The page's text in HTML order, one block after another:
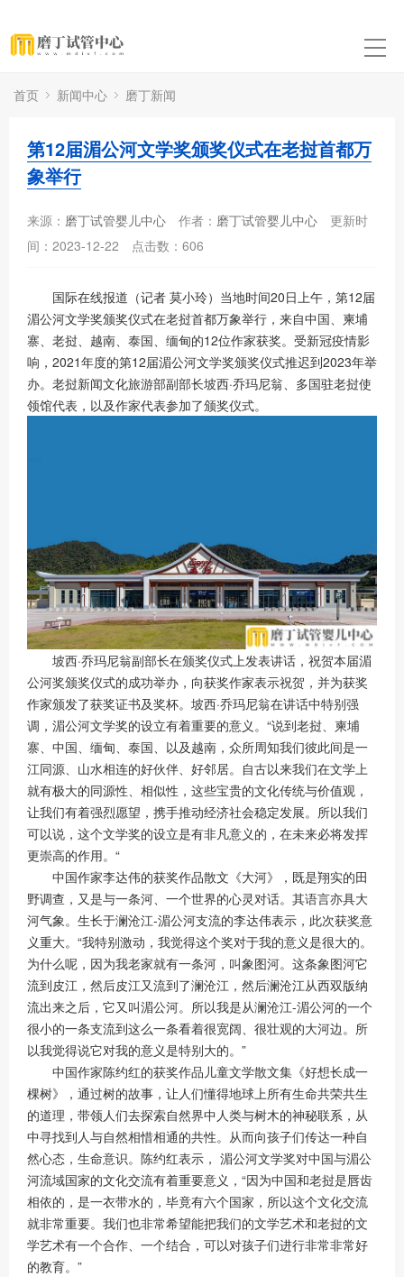
首页 新闻中心 磨丁新闻
第12届湄公河文学奖颁奖仪式在老挝首都万
象举行
来源： 磨丁试管婴儿中心 作者： 磨丁试管婴儿中心
更新时
间：2023-12-22
点击数： 606
国际在线报道（记者 莫小玲）当地时间20日上午，第12届
湄公河文学奖颁奖仪式在老挝首都万象举行，来自中国、柬埔
寨、老挝、越南、泰国、缅甸的12位作家获奖。受新冠疫情影
响，2021年度的第12届湄公河文学奖颁奖仪式推迟到2023年举
办。老挝新闻文化旅游部副部长坡西·乔玛尼翁、多国驻老挝使
领馆代表，以及作家代表参加了颁奖仪式。
坡西·乔玛尼翁副部长在颁奖仪式上发表讲话，祝贺本届湄
公河奖颁奖仪式的成功举办，向获奖作家表示祝贺，并为获奖
作家颁发了获奖证书及奖杯。坡西·乔玛尼翁在讲话中特别强
调，湄公河文学奖的设立有着重要的意义。“说到老挝、柬埔
寨、中国、缅甸、泰国、以及越南，众所周知我们彼此间是一
江同源、山水相连的好伙伴、好邻居。自古以来我们在文学上
就有极大的同源性、相似性，这些宝贵的文化传统与价值观，
让我们有着强烈愿望，携手推动经济社会稳定发展。所以我们
可以说，这个文学奖的设立是有非凡意义的，在未来必将发挥
更崇高的作用。“
中国作家李达伟的获奖作品散文《大河》，既是翔实的田
野调查，又是与一条河、一个世界的心灵对话。其语言亦具大
河气象。生长于澜沧江-湄公河支流的李达伟表示，此次获奖意
义重大。“我特别激动，我觉得这个奖对于我的意义是很大的。
为什么呢，因为我老家就有一条河，叫象图河。这条象图河它
流到皮江，然后皮江又流到了澜沧江，然后澜沧江从西双版纳
流出来之后，它又叫湄公河。所以我是从澜沧江-湄公河的一个
很小的一条支流到这么一条看着很宽阔、很壮观的大河边。所
以我觉得说它对我的意义是特别大的。”
中国作家陈约红的获奖作品儿童文学散文集《好想长成一
棵树》，通过树的故事，让人们懂得地球上所有生命共荣共生
的道理，带领人们去探索自然界中人类与树木的神秘联系，从
中寻找到人与自然相惜相通的共性。从而向孩子们传达一种自
然心态，生命意识。陈约红表示， 湄公河文学奖对中国与湄公
河流域国家的文化交流有着重要意义，“因为中国和老挝是唇齿
相依的，是一衣带水的，毕竟有六个国家，所以这个文化交流
就非常重要。我们也非常希望能把我们的文学艺术和老挝的文
学艺术有一个合作、一个结合，可以对孩子们进行非常非常好
的教育。”